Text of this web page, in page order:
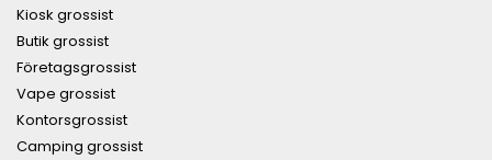
Kiosk grossist
Butik grossist
Företagsgrossist
Vape grossist
Kontorsgrossist
Camping grossist